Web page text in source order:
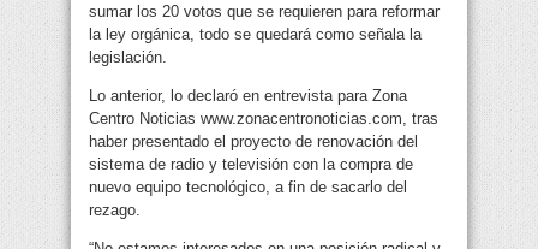
sumar los 20 votos que se requieren para reformar
la ley orgánica, todo se quedará como señala la
legislación.
Lo anterior, lo declaró en entrevista para Zona
Centro Noticias www.zonacentronoticias.com, tras
haber presentado el proyecto de renovación del
sistema de radio y televisión con la compra de
nuevo equipo tecnológico, a fin de sacarlo del
rezago.